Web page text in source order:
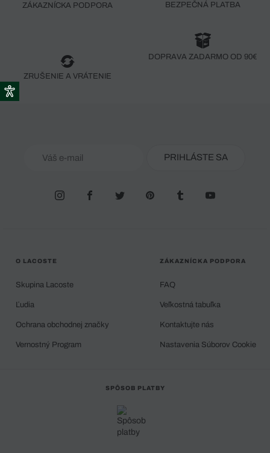
ZÁKAZNÍCKA PODPORA BEZPEČNÁ PLATBA
ZRUŠENIE A VRÁTENIE
DOPRAVA ZADARMO OD 90€
PRIHLÁSTE SA
O LACOSTE
Skupina Lacoste
Ľudia
Ochrana obchodnej značky
Vernostný Program
ZÁKAZNÍCKA PODPORA
FAQ
Veľkostná tabuľka
Kontaktujte nás
Nastavenia Súborov Cookie
SPÔSOB PLATBY